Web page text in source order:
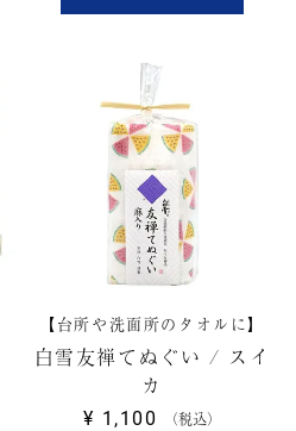
【台所や洗面所のタオルに】
白雪友禅てぬぐい / スイ
カ
¥ 1,100 税込